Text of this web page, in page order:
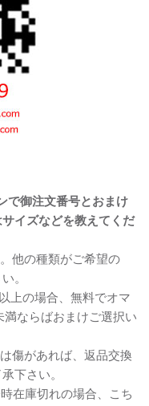
で御注文番号とおまけ
イズなどを教えてくだ
他の種類がご希望の
。
上の場合、無料でオマ
ならばおまけご選択い
傷があれば、返品交換
下さい。
在庫切れの場合、こち